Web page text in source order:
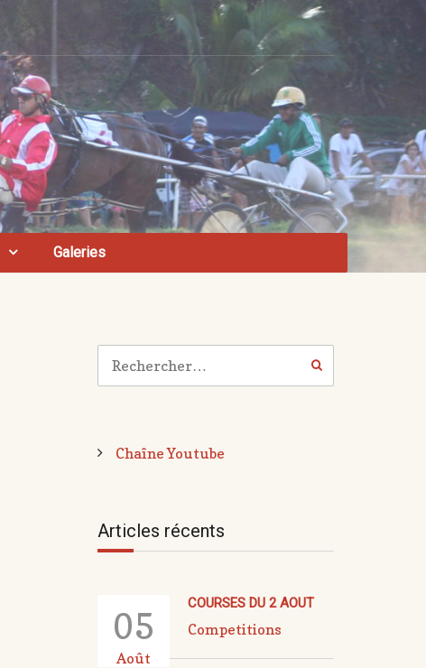
Galeries
Chaîne Youtube
Articles récents
05
Août
COURSES DU 2 AOUT
Competitions